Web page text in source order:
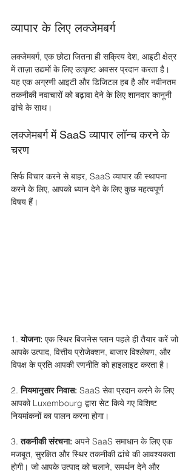
व्यापार के लिए लक्जेमबर्ग
लक्जेमबर्ग, एक छोटा जितना ही सक्रिय देश, आइटी क्षेत्र
में ताज़ा उद्यमों के लिए उत्कृष्ट अवसर प्रदान करता है।
यह एक अग्रणी आइटी और डिजिटल हब है और नवीनतम
तकनीकी नवाचारों को बढ़ावा देने के लिए शानदार कानूनी
ढांचे के साथ।
लक्जेमबर्ग में SaaS व्यापार लॉन्च करने के
चरण
सिर्फ विचार करने से बाहर, SaaS व्यापार की स्थापना
करने के लिए, आपको ध्यान देने के लिए कुछ महत्वपूर्ण
विषय हैं।
1. योजना: एक स्थिर बिजनेस प्लान पहले ही तैयार करें जो
आपके उत्पाद, वित्तीय प्रोजेक्शन, बाजार विश्लेषण, और
विपक्ष के प्रति आपकी रणनीति को हाइलाइट करता है।
2. नियमानुसार निवास: SaaS सेवा प्रदान करने के लिए
आपको Luxembourg द्वारा सेट किये गए विशिष्ट
नियमांकनों का पालन करना होगा।
3. तकनीकी संरचना: अपने SaaS समाधान के लिए एक
मजबूत, सुरक्षित और स्थिर तकनीकी ढांचे की आवश्यकता
होगी। जो आपके उत्पाद को चलाने, समर्थन देने और